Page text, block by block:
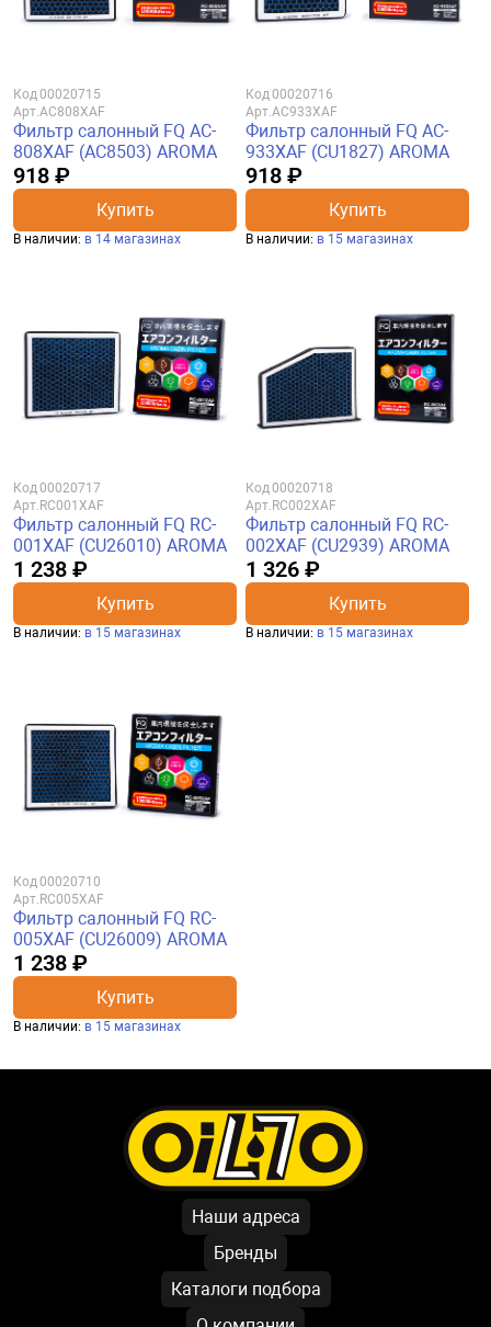
Код00020715
Арт.AC808XAF
Фильтр салонный FQ AC-
808XAF (AC8503) AROMA
918 ₽
Купить
В наличии: в 14 магазинах
Код00020716
Арт.AC933XAF
Фильтр салонный FQ AC-
933XAF (CU1827) AROMA
918 ₽
Купить
В наличии: в 15 магазинах
Код00020717
Арт. RC001XAF
Фильтр салонный FQ RC-
001XAF (CU26010) AROMA
1 238 ₽
Купить
В наличии: в 15 магазинах
Код00020718
Арт. RC002XAF
Фильтр салонный FQ RC-
002XAF (CU2939) AROMA
1 326 ₽
Купить
В наличии: в 15 магазинах
Код00020710
Арт. RC005XAF
Фильтр салонный FQ RC-
005XAF (CU26009) AROMA
1 238 ₽
Купить
В наличии: в 15 магазинах
Наши адреса
Бренды
Каталоги подбора